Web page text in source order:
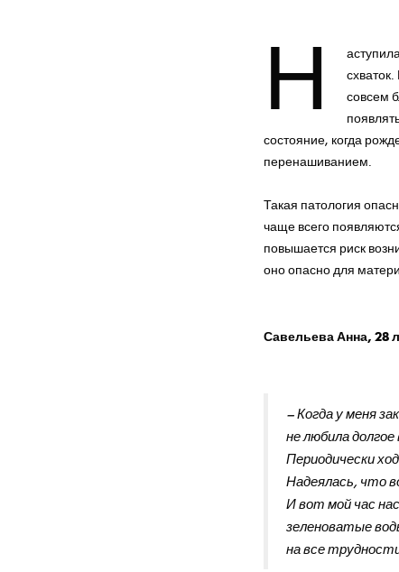
на
Н
совсем
состояние, когда
перенашиванием.
Такая патология
чаще всего
повышается риск
оно опасно для
Савельева Анна, 28
– Когда у меня
не любила
Периодически
Надеялась, что
И вот мой час
зеленоватые
на все